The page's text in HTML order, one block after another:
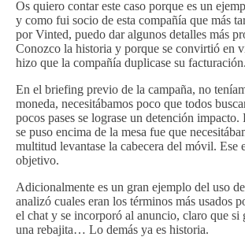
Os quiero contar este caso porque es un
y como fui socio de esta compañía que más
por Vinted, puedo dar algunos detalles más
Conozco la historia y porque se convirtió en
hizo que la compañía duplicase su facturación.
En el briefing previo de la campaña, no
moneda, necesitábamos poco que todos
pocos pases se lograse un detención impacto.
se puso encima de la mesa fue que
multitud levantase la cabecera del móvil. Ese
objetivo.
Adicionalmente es un gran ejemplo del uso
analizó cuales eran los términos más usados
el chat y se incorporó al anuncio, claro que si
una rebajita… Lo demás ya es historia.